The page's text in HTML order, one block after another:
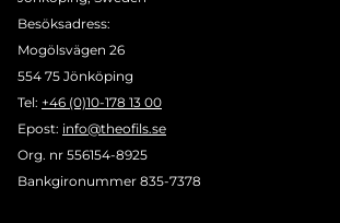
Besöksadress:
Mogölsvägen 26
554 75 Jönköping
Tel: +46 (0)10-178 13 00
Epost: info@theofils.se
Org. nr 556154-8925
Bankgironummer 835-7378